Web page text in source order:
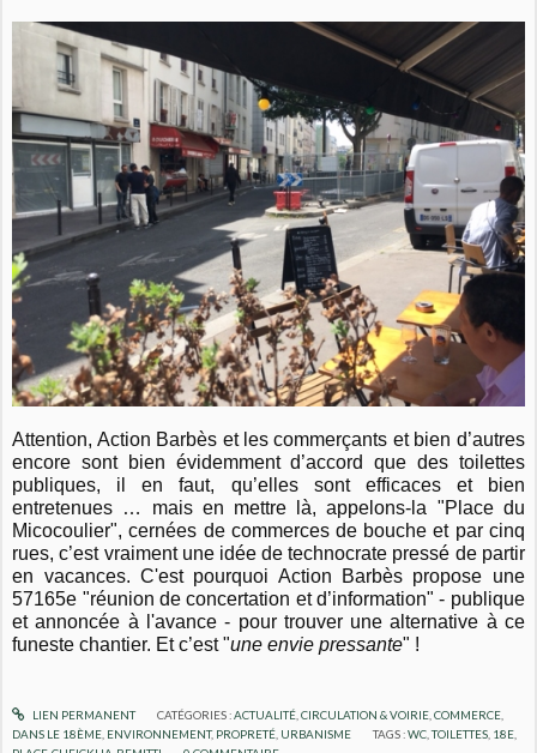
Attention, Action Barbès et les commerçants et bien d’autres
encore sont bien évidemment d’accord que des toilettes
publiques, il en faut, qu’elles sont efficaces et bien
entretenues … mais en mettre là, appelons-la "Place du
Micocoulier", cernées de commerces de bouche et par cinq
rues, c’est vraiment une idée de technocrate pressé de partir
en vacances. C'est pourquoi Action Barbès propose une
57165e "réunion de concertation et d’information" - publique
et annoncée à l'avance - pour trouver une alternative à ce
funeste chantier. Et c’est "une envie pressante" !
LIEN PERMANENT CATÉGORIES :ACTUALITÉ, CIRCULATION & VOIRIE, COMMERCE,
DANS LE 18ÈME ENVIRONNEMENT, PROPRETÉ URBANISME TAGS :WC ,TOILETTES 18E